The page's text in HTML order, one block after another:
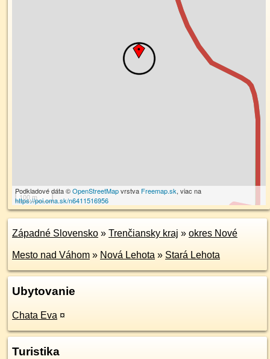
100 m
Podkladové dáta ©OpenStreetMapvrstva Freemap.sk, viac na
https://poi.oma.sk/n6411516956
Západné Slovensko » Trenčiansky kraj » okres Nové
Mesto nad Váhom » Nová Lehota » Stará Lehota
Ubytovanie
Chata Eva ¤
Turistika